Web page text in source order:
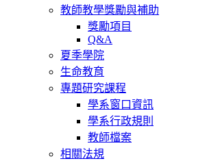
教師教學獎勵與補助
獎勵項目
Q&A
夏季學院
生命教育
專題研究課程
學系窗口資訊
學系行政規則
教師檔案
相關法規